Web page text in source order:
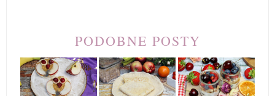
PODOBNE POSTY